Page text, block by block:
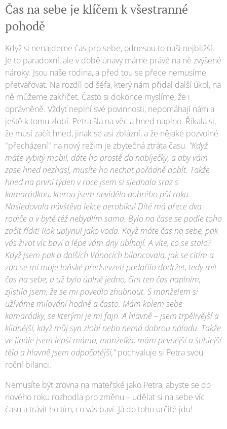
Čas na sebe je klíčem k všestranné
pohodě
Když si nenajdeme čas pro sebe, odnesou to naši nejbližší.
Je to paradoxní, ale v době únavy máme právě na ně zvýšené
nároky. Jsou naše rodina, a před tou se přece nemusíme
přetvařovat. Na rozdíl od šéfa, který nám přidal další úkol, na
ně můžeme zakřičet. Často si dokonce myslíme, že i
oprávněně. Vždyť neplní své povinnosti, nepomáhají nám a
ještě k tomu zlobí. Petra šla na věc a hned naplno. Říkala si,
že musí začít hned, jinak se asi zblázní, a že nějaké pozvolné
"přecházení" na nový režim je zbytečná ztráta času. "Když
máte vybitý mobil, dáte ho prostě do nabíječky, a aby vám
zase hned nezhasl, musíte ho nechat pořádně dobít. Takže
hned na první týden v roce jsem si sjednala sraz s
kamarádkou, kterou jsem neviděla dobrého půl roku.
Následovala návštěva lekce aerobiku! Dítě má přece dva
rodiče a v bytě též nebydlím sama. Bylo na čase se podle toho
začít řídit! Rok uplynul jako voda. Když máte čas na sebe, pak
vás život víc baví a lépe vám dny ubíhají. A víte, co se stalo?
Když jsem pak o dalších Vánocích bilancovala, jak se cítím a
zda se mi moje loňské předsevzetí podařilo dodržet, tedy mít
čas na sebe, a už bylo úplně jedno, čím ten čas naplním,
zjistila jsem, že se mi povedlo zhubnout. S manželem si
užíváme milování hodně a často. Mám kolem sebe
kamarádky, se kterými je mi fajn. A hlavně – jsem trpělivější a
klidnější, když můj syn zlobí nebo nemá dobrou náladu. Takže
ve finále jsem lepší máma, manželka, mám pevnější a štíhlejší
tělo a hlavně jsem odpočatější,"pochvaluje si Petra svou
roční bilanci.
Nemusíte být zrovna na mateřské jako Petra, abyste se do
nového roku rozhodla pro změnu – udělat si na sebe víc
času a trávit ho tím, co vás baví. Já do toho určitě jdu!